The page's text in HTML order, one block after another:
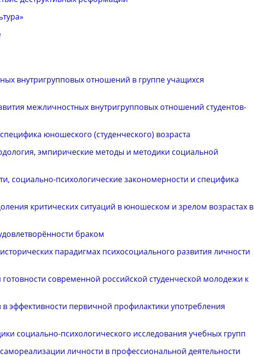
внутригрупповых отношений в группе учащихся
межличностных внутригрупповых отношений студентов-
юношеского (студенческого) возраста
эмпирические методы и методики социальной
социально-психологические закономерности и специфика
критических ситуаций в юношеском и зрелом возрастах в
браком
парадигмах психосоциального развития личности
современной российской студенческой молодежи к
эффективности первичной профилактики употребления
социально-психологического исследования учебных групп
личности в профессиональной деятельности